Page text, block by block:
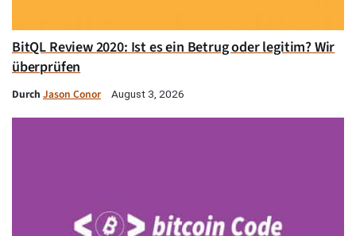
BitQL Review 2020: Ist es ein Betrug oder legitim? Wir
überprüfen
Durch Jason Conor August 3, 2026